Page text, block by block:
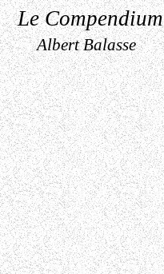
Le Compendium
Albert Balasse